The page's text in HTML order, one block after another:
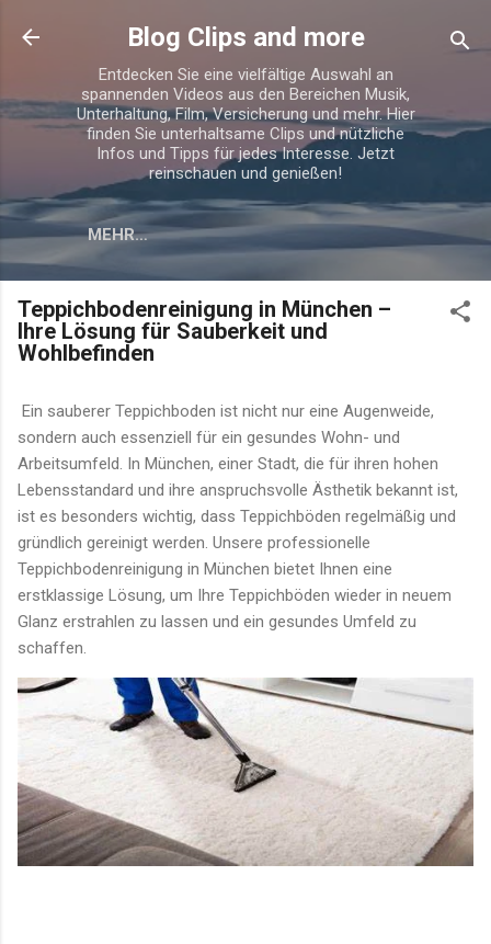
Direkt zum Hauptbereich
Blog Clips and more
Entdecken Sie eine vielfältige Auswahl an
spannenden Videos aus den Bereichen Musik,
Unterhaltung, Film, Versicherung und mehr. Hier
finden Sie unterhaltsame Clips und nützliche
Infos und Tipps für jedes Interesse. Jetzt
reinschauen und genießen!
MEHR…
Teppichbodenreinigung in München –
Ihre Lösung für Sauberkeit und
Wohlbefinden
Ein sauberer Teppichboden ist nicht nur eine Augenweide,
sondern auch essenziell für ein gesundes Wohn- und
Arbeitsumfeld. In München, einer Stadt, die für ihren hohen
Lebensstandard und ihre anspruchsvolle Ästhetik bekannt ist,
ist es besonders wichtig, dass Teppichböden regelmäßig und
gründlich gereinigt werden. Unsere professionelle
Teppichbodenreinigung in München bietet Ihnen eine
erstklassige Lösung, um Ihre Teppichböden wieder in neuem
Glanz erstrahlen zu lassen und ein gesundes Umfeld zu
schaffen.